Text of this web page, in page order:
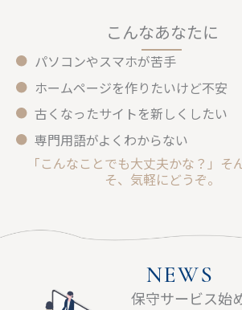
こんなあなたに
パソコンやスマホが苦手
ホームページを作りたいけど不安
古くなったサイトを新しくしたい
専門用語がよくわからない
「こんなことでも大丈夫かな？」そ
そ、気軽にどうぞ。
NEWS
保守サービス始